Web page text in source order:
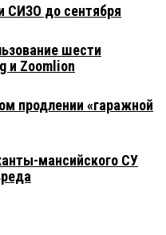
СИЗО до сентября
шести
и Zoomlion
продлении «гаражной
мансийского СУ